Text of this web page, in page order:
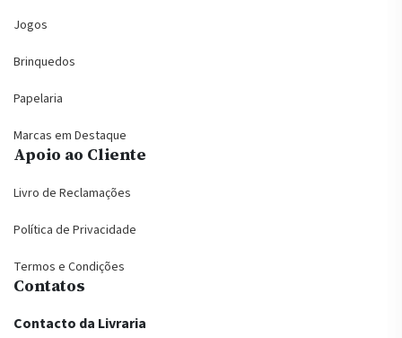
Jogos
Brinquedos
Papelaria
Marcas em Destaque
Apoio ao Cliente
Livro de Reclamações
Política de Privacidade
Termos e Condições
Contatos
Contacto da Livraria